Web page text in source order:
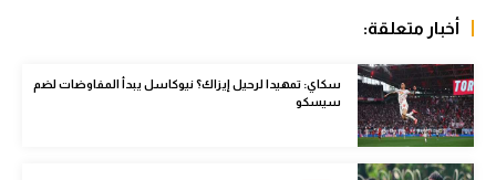
كرة سلة
كرة يد
كرة طائرة
أخبار متعلقة:
سكاي: تمهيدا لرحيل إيزاك؟ نيوكاسل يبدأ المفاوضات لضم
سيسكو